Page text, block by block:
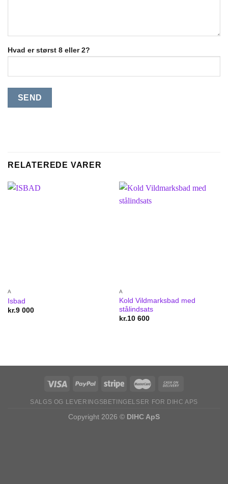
Hvad er størst 8 eller 2?
RELATEREDE VARER
A
Isbad
kr.9 000
A
Kold Vildmarksbad med
stålindsats
kr.10 600
SALGS OG LEVERINGSBETINGELSER FOR DIHC APS
Copyright 2026 © DIHC ApS